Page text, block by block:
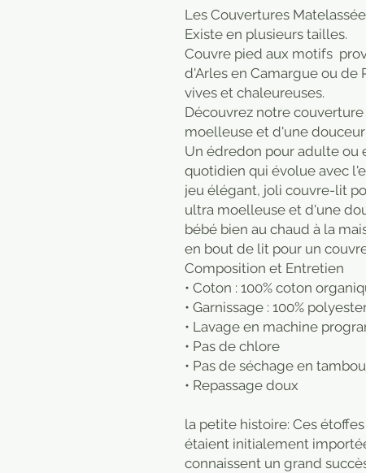
Les Couvertures
Existe en plusieurs tailles.
Couvre pied aux motifs
d'Arles en Camargue ou de
vives et chaleureuses.
Découvrez notre
moelleuse et d'une
Un édredon pour adulte ou
quotidien qui évolue avec
jeu élégant, joli couvre-lit
ultra moelleuse et d'une
bébé bien au chaud à la
en bout de lit pour un
Composition et Entretien
• Coton : 100% coton
• Garnissage : 100%
• Lavage en machine
• Pas de chlore
• Pas de séchage en
• Repassage doux
la petite histoire: Ces
étaient initialement
connaissent un grand